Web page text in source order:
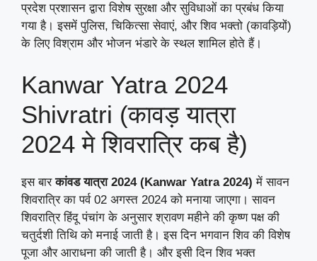
प्रदेश प्रशासन द्वारा विशेष सुरक्षा और सुविधाओं का प्रबंध किया
गया है। इसमें पुलिस, चिकित्सा सेवाएं, और शिव भक्तो (कावड़ियों)
के लिए विश्राम और भोजन भंडारे के स्थल शामिल होते हैं।
Kanwar Yatra 2024
Shivratri (कावड़ यात्रा
2024 मे शिवरात्रि कब है)
इस बारकांवड यात्रा 2024 (Kanwar Yatra 2024) में सावन
शिवरात्रि का पर्व 02 अगस्त 2024 को मनाया जाएगा। सावन
शिवरात्रि हिंदू पंचांग के अनुसार श्रावण महीने की कृष्ण पक्ष की
चतुर्दशी तिथि को मनाई जाती है। इस दिन भगवान शिव की विशेष
पूजा और आराधना की जाती है। और इसी दिन शिव भक्त